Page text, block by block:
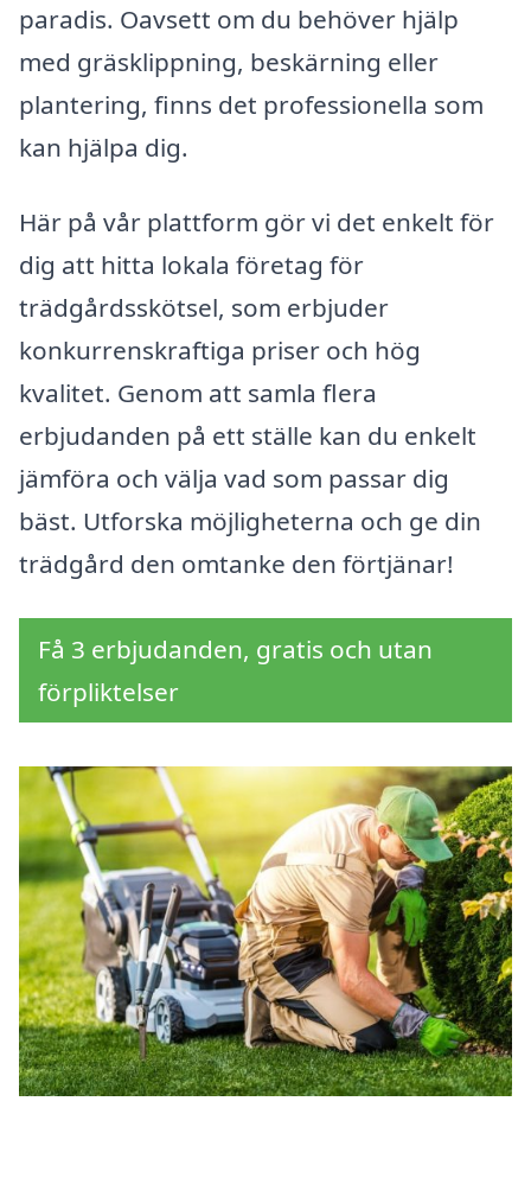
paradis. Oavsett om du behöver hjälp
med gräsklippning, beskärning eller
plantering, finns det professionella som
kan hjälpa dig.
Här på vår plattform gör vi det enkelt för
dig att hitta lokala företag för
trädgårdsskötsel, som erbjuder
konkurrenskraftiga priser och hög
kvalitet. Genom att samla flera
erbjudanden på ett ställe kan du enkelt
jämföra och välja vad som passar dig
bäst. Utforska möjligheterna och ge din
trädgård den omtanke den förtjänar!
Få 3 erbjudanden, gratis och utan
förpliktelser